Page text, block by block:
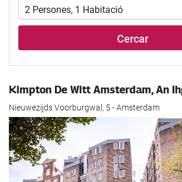
2 Persones, 1 Habitació
Cercar
Kimpton De Witt Amsterdam, An
Nieuwezijds Voorburgwal, 5 - Amsterdam